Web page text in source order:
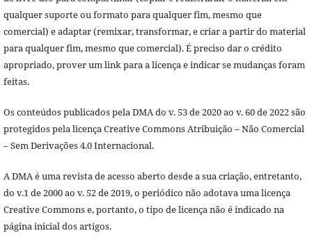
qualquer suporte ou formato para qualquer fim, mesmo que
comercial) e adaptar (remixar, transformar, e criar a partir do material
para qualquer fim, mesmo que comercial). É preciso dar o crédito
apropriado, prover um link para a licença e indicar se mudanças foram
feitas.
Os conteúdos publicados pela DMA do v. 53 de 2020 ao v. 60 de 2022 são
protegidos pela licença Creative Commons Atribuição – Não Comercial
– Sem Derivações 4.0 Internacional.
A DMA é uma revista de acesso aberto desde a sua criação, entretanto,
do v.1 de 2000 ao v. 52 de 2019, o periódico não adotava uma licença
Creative Commons e, portanto, o tipo de licença não é indicado na
página inicial dos artigos.